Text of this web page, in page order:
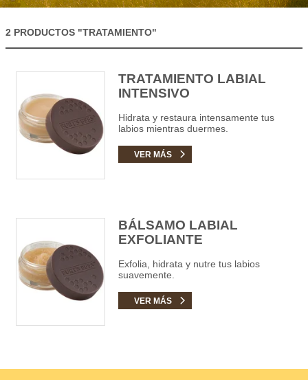
2 PRODUCTOS "TRATAMIENTO"
TRATAMIENTO LABIAL
INTENSIVO
Hidrata y restaura intensamente tus
labios mientras duermes.
VER MÁS
BÁLSAMO LABIAL
EXFOLIANTE
Exfolia, hidrata y nutre tus labios
suavemente.
VER MÁS